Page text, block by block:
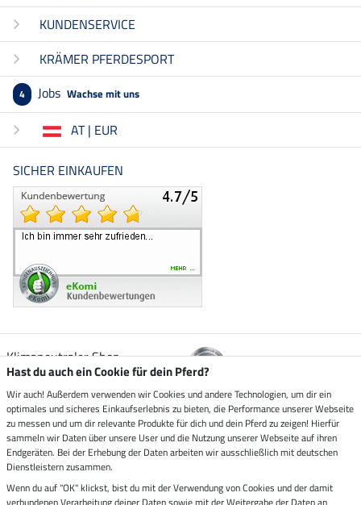
KUNDENSERVICE
KRÄMER PFERDESPORT
4 Jobs Wachse mit uns
AT | EUR
SICHER EINKAUFEN
Klimaneutraler Shop
Zustellung durch
Sicher bezahlen mit
Vorkasse
Hast du auch ein Cookie für dein Pferd?
Wir auch! Außerdem verwenden wir Cookies und andere Technologien, um dir ein
optimales und sicheres Einkaufserlebnis zu bieten, die Performance unserer Webseite
zu messen und um dir relevante Produkte für dich und dein Pferd zu zeigen! Hierfür
sammeln wir Daten über unsere User und die Nutzung unserer Webseite auf ihren
Endgeräten. Bei der Erhebung der Daten arbeiten wir ausschließlich mit deutschen
Dienstleistern zusammen.
Wenn du auf "OK" klickst, bist du mit der Verwendung von Cookies und der damit